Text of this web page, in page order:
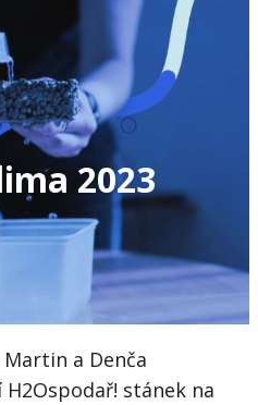
2023
a Denča
stánek na